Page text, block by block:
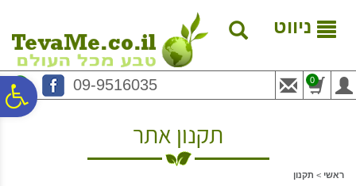
נגישות
המרכזי
ניווט
09-9516035 0
תקנון אתר
ראשי > תקנון